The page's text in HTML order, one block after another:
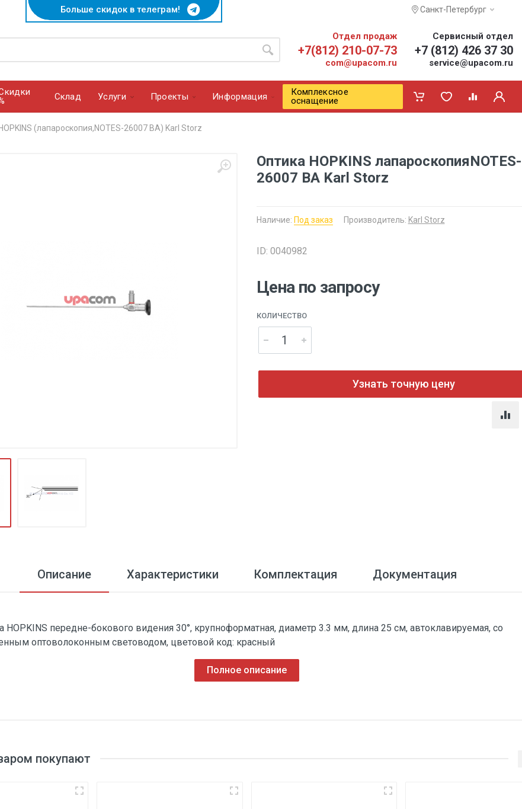
Больше скидок в телеграм! Санкт-Петербург
Отдел продаж
+7(812) 210-07-73
com@upacom.ru
Сервисный отдел
+7 (812) 426 37 30
service@upacom.ru
Cклад Услуги Проекты Информация
Комплексное
оснащение
(лапароскопия,NOTES-26007 BA) Karl Storz
Оптика HOPKINS лапароскопияNOTES-
26007 BA Karl Storz
Наличие: Под заказ Производитель: Karl Storz
ID: 0040982
Цена по запросу
КОЛИЧЕСТВО
Узнать точную цену
Описание Характеристики Комплектация Документация
HOPKINS передне-бокового видения 30°, крупноформатная, диаметр 3.3 мм, длина 25 см, автоклавируемая, со
оптоволоконным световодом, цветовой код: красный
Полное описание
покупают